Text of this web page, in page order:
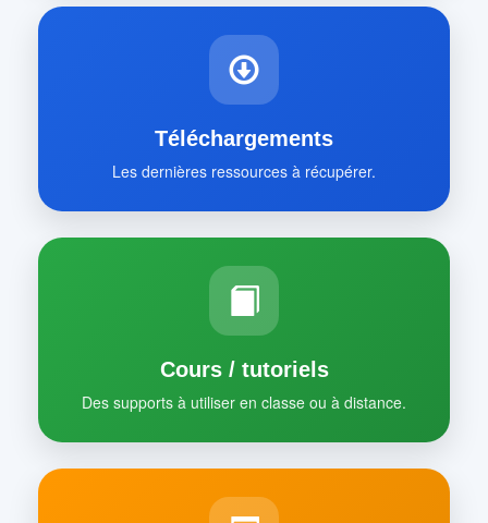
Téléchargements
Les dernières ressources à récupérer.
Cours / tutoriels
Des supports à utiliser en classe ou à distance.